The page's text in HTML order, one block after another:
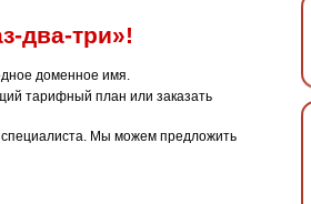
два-три»!
доменное имя.
тарифный план или заказать
специалиста. Мы можем предложить